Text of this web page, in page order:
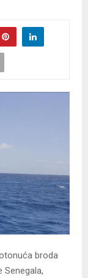
broda
Senegala,